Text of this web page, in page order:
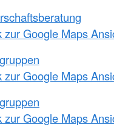
zur Google Maps
zur Google Maps
zur Google Maps